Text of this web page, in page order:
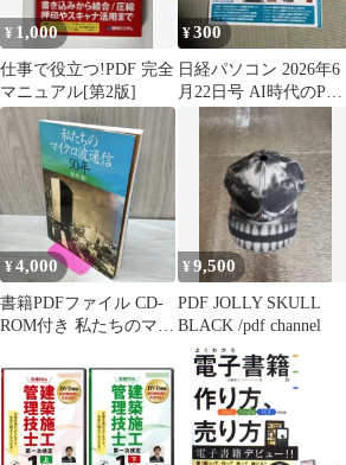
¥ 1,000
仕事で役立つ!PDF 完全
マニュアル[第2版]
¥300
日経パソコン 2026年6
月22日号 AI時代のPDF
活用術
¥4,000
書籍PDFファイル CD-
ROM付き 私たちのマイ
桑原情報研究所 平成16
年 2004年 臭い有
040226
¥9,500
PDF JOLLY SKULL
BLACK /pdf channel